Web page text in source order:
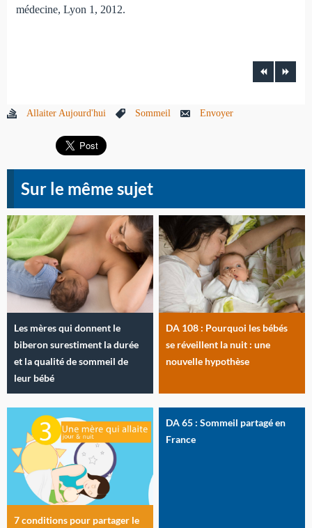
médecine, Lyon 1, 2012.
Allaiter Aujourd'hui Sommeil Envoyer
Sur le même sujet
Les mères qui donnent le
biberon surestiment la durée
et la qualité de sommeil de
leur bébé
DA 108 : Pourquoi les bébés
se réveillent la nuit : une
nouvelle hypothèse
7 conditions pour partager le
DA 65 : Sommeil partagé en
France